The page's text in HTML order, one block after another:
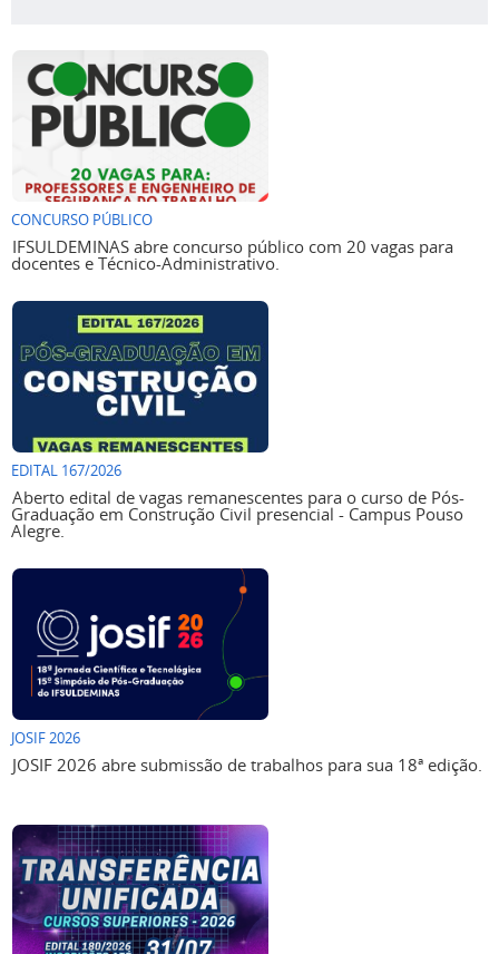
CONCURSO PÚBLICO
IFSULDEMINAS abre concurso público com 20 vagas para
docentes e Técnico-Administrativo.
EDITAL 167/2026
Aberto edital de vagas remanescentes para o curso de Pós-
Graduação em Construção Civil presencial - Campus Pouso
Alegre.
JOSIF 2026
JOSIF 2026 abre submissão de trabalhos para sua 18ª edição.